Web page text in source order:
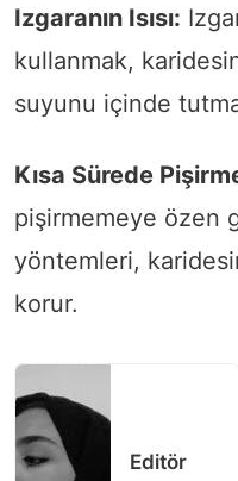
Izgaranın Isısı:
kullanmak,
suyunu içinde
Kısa Sürede
pişirmemeye özen
yöntemleri,
korur.
Editör